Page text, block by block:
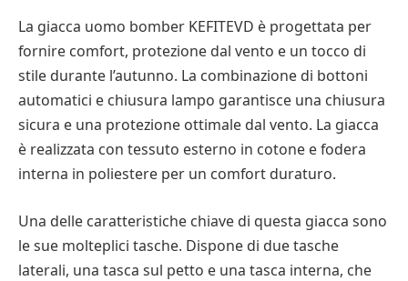
La giacca uomo bomber KEFITEVD è progettata per
fornire comfort, protezione dal vento e un tocco di
stile durante l’autunno. La combinazione di bottoni
automatici e chiusura lampo garantisce una chiusura
sicura e una protezione ottimale dal vento. La giacca
è realizzata con tessuto esterno in cotone e fodera
interna in poliestere per un comfort duraturo.
Una delle caratteristiche chiave di questa giacca sono
le sue molteplici tasche. Dispone di due tasche
laterali, una tasca sul petto e una tasca interna, che